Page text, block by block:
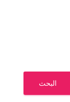
البحث